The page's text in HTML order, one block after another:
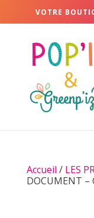
VOTRE
Accueil / LES
DOCUMENT –